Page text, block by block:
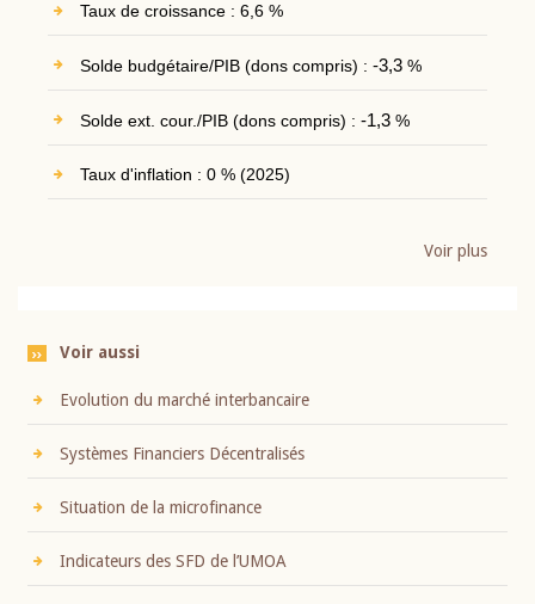
Taux de croissance : 6,6 %
Solde budgétaire/PIB (dons compris) : -3,3%
Solde ext. cour./PIB (dons compris) : -1,3%
Taux d'inflation : 0 % (2025)
Voir plus
Voir aussi
Evolution du marché interbancaire
Systèmes Financiers Décentralisés
Situation de la microfinance
Indicateurs des SFD de l’UMOA